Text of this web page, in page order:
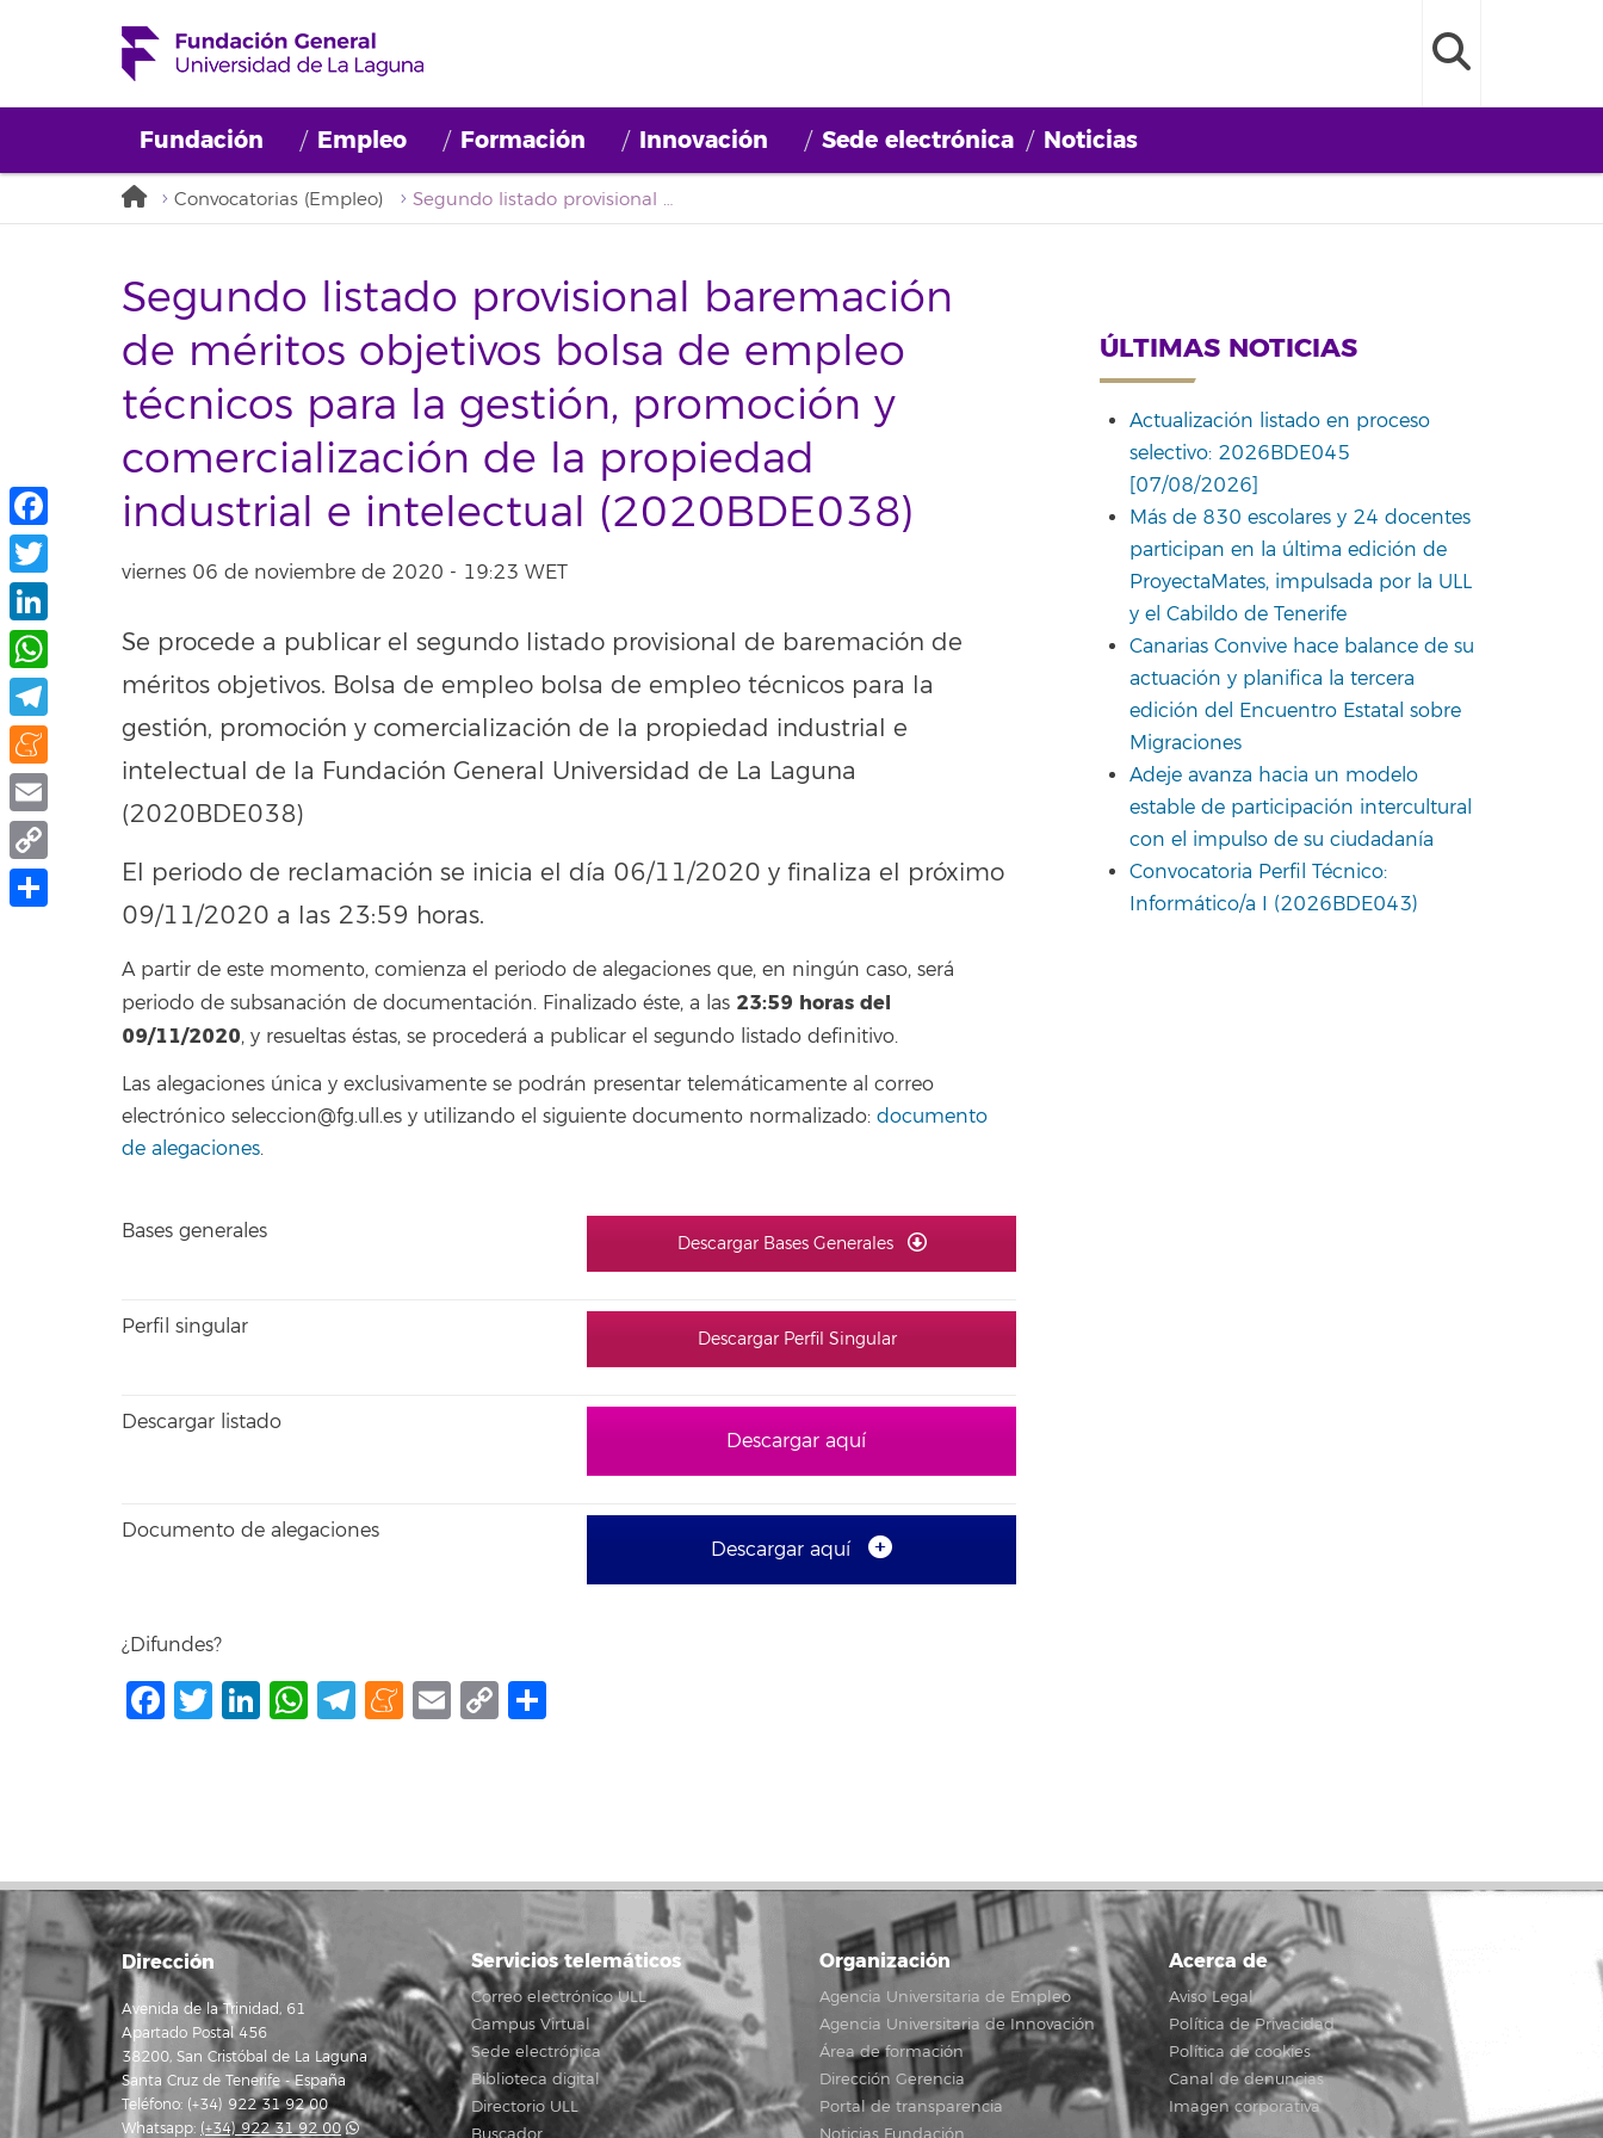
Fundación Empleo Formación Innovación Sede electrónica Noticias
Convocatorias (Empleo) Segundo listado provisional baremación de méritos objetivos bolsa de empleo técnicos para la gestión, promoción y comercialización de la propiedad industrial e intelectual (2020BDE038)
Segundo listado provisional baremación
de méritos objetivos bolsa de empleo
técnicos para la gestión, promoción y
comercialización de la propiedad
industrial e intelectual (2020BDE038)
viernes 06 de noviembre de 2020 - 19:23 WET
Se procede a publicar el segundo listado provisional de baremación de
méritos objetivos. Bolsa de empleo bolsa de empleo técnicos para la
gestión, promoción y comercialización de la propiedad industrial e
intelectual de la Fundación General Universidad de La Laguna
(2020BDE038)
El periodo de reclamación se inicia el día 06/11/2020 y finaliza el próximo
09/11/2020 a las 23:59 horas.
A partir de este momento, comienza el periodo de alegaciones que, en ningún caso, será
periodo de subsanación de documentación. Finalizado éste, a las 23:59 horas del
09/11/2020, y resueltas éstas, se procederá a publicar el segundo listado definitivo.
Las alegaciones única y exclusivamente se podrán presentar telemáticamente al correo
electrónico seleccion@fg.ull.es y utilizando el siguiente documento normalizado: documento
de alegaciones.
Bases generales
Descargar Bases Generales
Perfil singular
Descargar Perfil Singular
Descargar listado
Descargar aquí
Documento de alegaciones
Descargar aquí
¿Difundes?
Facebook
Twitter
LinkedIn
WhatsApp
Telegram
Meneame
Email
Copy
ÚLTIMAS NOTICIAS
Actualización listado en proceso
selectivo: 2026BDE045
[07/08/2026]
Más de 830 escolares y 24 docentes
participan en la última edición de
ProyectaMates, impulsada por la ULL
y el Cabildo de Tenerife
Canarias Convive hace balance de su
actuación y planifica la tercera
edición del Encuentro Estatal sobre
Migraciones
Adeje avanza hacia un modelo
estable de participación intercultural
con el impulso de su ciudadanía
Convocatoria Perfil Técnico:
Informático/a I (2026BDE043)
Dirección
Avenida de la Trinidad, 61
Apartado Postal 456
38200, San Cristóbal de La Laguna
Santa Cruz de Tenerife - España
Teléfono: (+34) 922 31 92 00
Whatsapp: (+34) 922 31 92 00
Servicios telemáticos
Correo electrónico ULL
Campus Virtual
Sede electrónica
Biblioteca digital
Directorio ULL
Organización
Agencia Universitaria de Empleo
Agencia Universitaria de Innovación
Área de formación
Dirección Gerencia
Portal de transparencia
Acerca de
Aviso Legal
Política de Privacidad
Política de cookies
Canal de denuncias
Imagen corporativa
Facebook
Twitter
LinkedIn
WhatsApp
Telegram
Meneame
Email
Copy